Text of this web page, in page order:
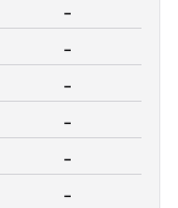
-
-
-
-
-
-